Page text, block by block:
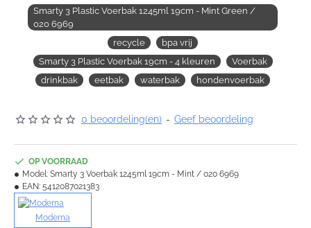
Smarty 3 Plastic Voerbak 1245ml 19cm - Mint Green /
020 6969
recycle
bpa vrij
Smarty 3 Plastic Voerbak 19cm - 4 kleuren
Voerbak
drinkbak
eetbak waterbak hondenvoerbak
0 beoordeling(en) - Geef beoordeling
OP VOORRAAD
Model: Smarty 3 Voerbak 1245ml 19cm - Mint / 020 6969
EAN: 5412087021383
Moderna